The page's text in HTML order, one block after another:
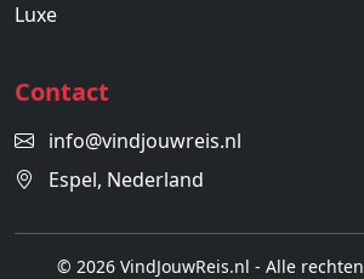
Luxe
Contact
info@vindjouwreis.nl
Espel, Nederland
© 2026 VindJouwReis.nl - Alle